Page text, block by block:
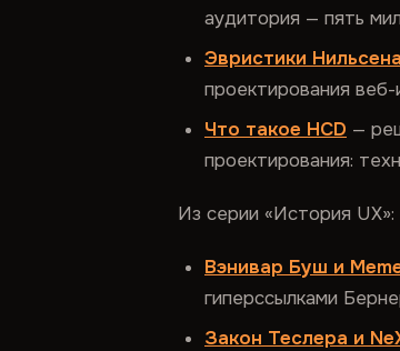
аудитория — пять
Эвристики Нильсена
проектирования
Что такое HCD —
проектирования:
Из серии «История UX»:
Вэнивар Буш и
гиперссылками
Закон Теслера и